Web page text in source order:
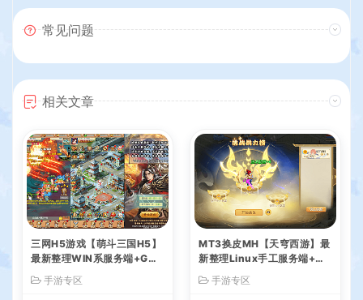
常见问题
相关文章
三网H5游戏【萌斗三国H5】
最新整理WIN系服务端+GM
手游专区
MT3换皮MH【天穹西游】最
新整理Linux手工服务端+安
建教程+全套源码+视频教程
手游专区